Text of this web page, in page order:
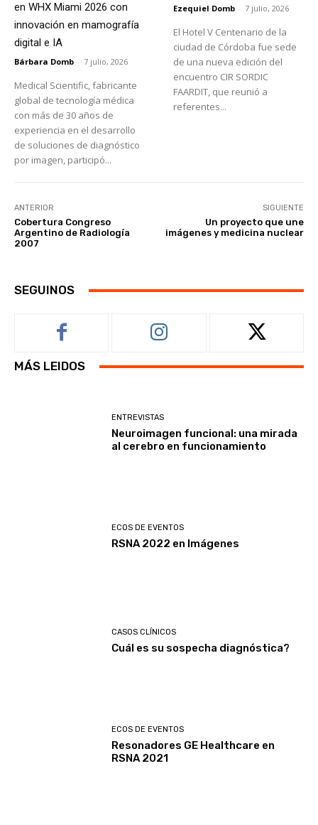
en WHX Miami 2026 con
innovación en mamografía
digital e IA
Bárbara Domb - 7 julio, 2026
Medical Scientific, fabricante
global de tecnología médica
con más de 30 años de
experiencia en el desarrollo
de soluciones de diagnóstico
por imagen, participó...
Ezequiel Domb - 7 julio, 2026
El Hotel V Centenario de la
ciudad de Córdoba fue sede
de una nueva edición del
encuentro CIR SORDIC
FAARDIT, que reunió a
referentes...
ANTERIOR
Cobertura Congreso
Argentino de Radiología
2007
SIGUIENTE
Un proyecto que une
imágenes y medicina nuclear
SEGUINOS
MÁS LEIDOS
ENTREVISTAS
Neuroimagen funcional: una mirada
al cerebro en funcionamiento
ECOS DE EVENTOS
RSNA 2022 en Imágenes
CASOS CLÍNICOS
Cuál es su sospecha diagnóstica?
ECOS DE EVENTOS
Resonadores GE Healthcare en
RSNA 2021